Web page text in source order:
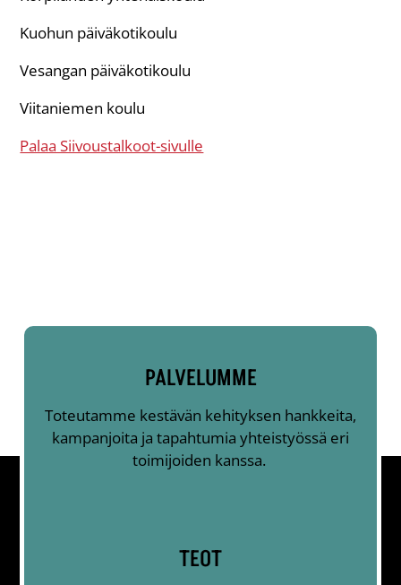
Kuohun päiväkotikoulu
Vesangan päiväkotikoulu
Viitaniemen koulu
Palaa Siivoustalkoot-sivulle
PALVELUMME
Toteutamme kestävän kehityksen hankkeita,
kampanjoita ja tapahtumia yhteistyössä eri
toimijoiden kanssa.
TEOT